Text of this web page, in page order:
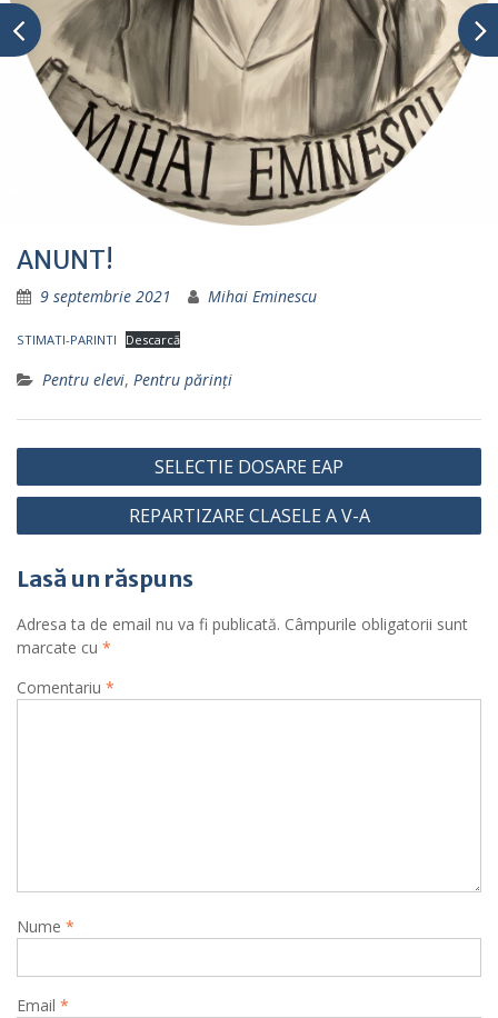
ANUNT!
9 septembrie 2021 Mihai Eminescu
STIMATI-PARINTI Descarcă
Pentru elevi, Pentru părinţi
Navigare
în
SELECTIE DOSARE EAP
REPARTIZARE CLASELE A V-A
Lasă un răspuns
Adresa ta de email nu va fi publicată. Câmpurile obligatorii sunt
marcate cu *
Comentariu *
Nume *
Email *